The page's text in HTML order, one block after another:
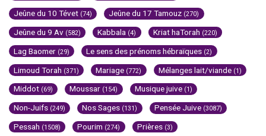
Jeûne du 10 Tévet (74) Jeûne du 17 Tamouz (270)
Jeûne du 9 Av (582) Kabbala (4) Kriat haTorah (220)
Lag Baomer (29) Le sens des prénoms hébraïques (2)
Limoud Torah (371) Mariage (772) Mélanges lait/viande (1)
Middot (69) Moussar (154) Musique juive (1)
Non-Juifs (249) Nos Sages (131) Pensée Juive (3087)
Pessah (1508) Pourim (274) Prières (3)